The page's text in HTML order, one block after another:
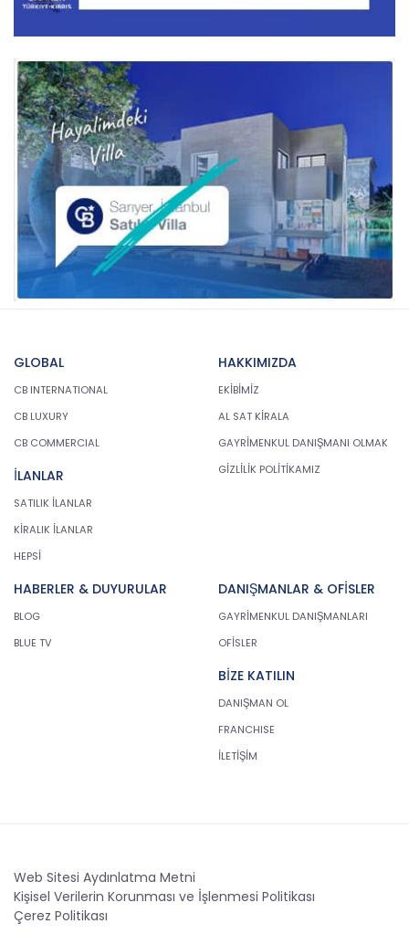
GLOBAL
CB INTERNATIONAL
CB LUXURY
CB COMMERCIAL
İLANLAR
SATILIK İLANLAR
KİRALIK İLANLAR
HEPSİ
HAKKIMIZDA
EKİBİMİZ
AL SAT KİRALA
GAYRİMENKUL DANIŞMANI OLMAK
GİZLİLİK POLİTİKAMIZ
HABERLER & DUYURULAR
BLOG
BLUE TV
DANIŞMANLAR & OFİSLER
GAYRİMENKUL DANIŞMANLARI
OFİSLER
BİZE KATILIN
DANIŞMAN OL
FRANCHISE
İLETİŞİM
Web Sitesi Aydınlatma Metni
Kişisel Verilerin Korunması ve İşlenmesi Politikası
Çerez Politikası